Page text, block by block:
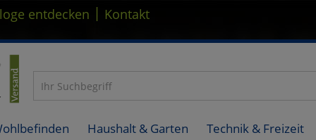
entdecken | Kontakt
Haushalt & Garten Technik & Freizeit